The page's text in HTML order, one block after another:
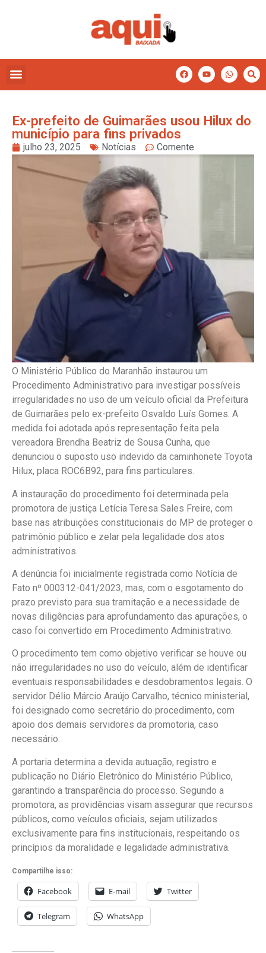
Ex-prefeito de Guimarães usou Hilux do
município para fins privados
julho 23, 2025 Notícias Comente
O Ministério Público do Maranhão instaurou um
Procedimento Administrativo para investigar possíveis
irregularidades no uso de um veículo oficial da Prefeitura
de Guimarães pelo ex-prefeito Osvaldo Luís Gomes. A
medida foi adotada após representação feita pela
vereadora Brendha Beatriz de Sousa Cunha, que
denunciou o suposto uso indevido da caminhonete Toyota
Hilux, placa ROC6B92, para fins particulares.
A instauração do procedimento foi determinada pela
promotora de justiça Letícia Teresa Sales Freire, com
base nas atribuições constitucionais do MP de proteger o
patrimônio público e zelar pela legalidade dos atos
administrativos.
A denúncia foi inicialmente registrada como Notícia de
Fato nº 000312-041/2023, mas, com o esgotamento do
prazo previsto para sua tramitação e a necessidade de
novas diligências para aprofundamento das apurações, o
caso foi convertido em Procedimento Administrativo.
O procedimento tem como objetivo verificar se houve ou
não irregularidades no uso do veículo, além de identificar
eventuais responsabilidades e desdobramentos legais. O
servidor Délio Márcio Araújo Carvalho, técnico ministerial,
foi designado como secretário do procedimento, com
apoio dos demais servidores da promotoria, caso
necessário.
A portaria determina a devida autuação, registro e
publicação no Diário Eletrônico do Ministério Público,
garantindo a transparência do processo. Segundo a
promotora, as providências visam assegurar que recursos
públicos, como veículos oficiais, sejam utilizados
exclusivamente para fins institucionais, respeitando os
princípios da moralidade e legalidade administrativa.
Compartilhe isso:
Facebook E-mail Twitter
Telegram WhatsApp